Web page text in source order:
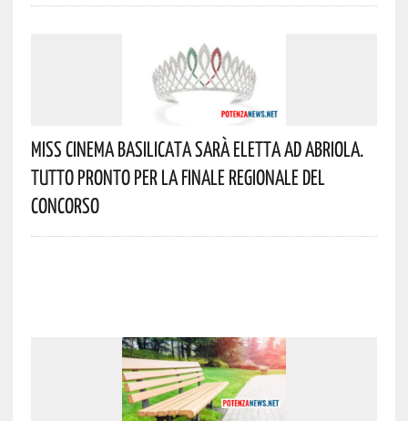
Miss Cinema Basilicata Sarà Eletta Ad Abriola.
Tutto Pronto Per La Finale Regionale Del
Concorso